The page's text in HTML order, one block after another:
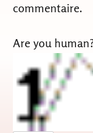
commentaire.
Are you